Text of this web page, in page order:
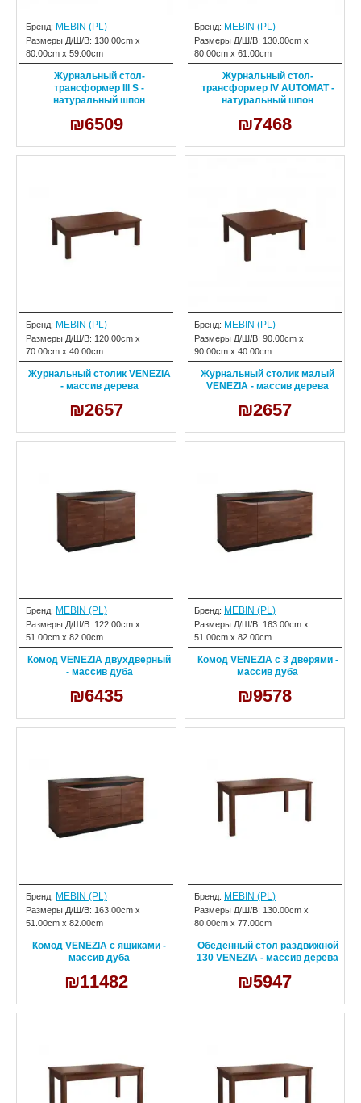
Бренд: MEBIN (PL)
Размеры Д/Ш/В: 130.00cm x
80.00cm x 59.00cm
Журнальный стол-
трансформер III S -
натуральный шпон
₪6509
Бренд: MEBIN (PL)
Размеры Д/Ш/В: 130.00cm x
80.00cm x 61.00cm
Журнальный стол-
трансформер IV AUTOMAT -
натуральный шпон
₪7468
Бренд: MEBIN (PL)
Размеры Д/Ш/В: 120.00cm x
70.00cm x 40.00cm
Журнальный столик VENEZIA
- массив дерева
₪2657
Бренд: MEBIN (PL)
Размеры Д/Ш/В: 90.00cm x
90.00cm x 40.00cm
Журнальный столик малый
VENEZIA - массив дерева
₪2657
Бренд: MEBIN (PL)
Размеры Д/Ш/В: 122.00cm x
51.00cm x 82.00cm
Комод VENEZIA двухдверный
- массив дуба
₪6435
Бренд: MEBIN (PL)
Размеры Д/Ш/В: 163.00cm x
51.00cm x 82.00cm
Комод VENEZIA с 3 дверями -
массив дуба
₪9578
Бренд: MEBIN (PL)
Размеры Д/Ш/В: 163.00cm x
51.00cm x 82.00cm
Комод VENEZIA с ящиками -
массив дуба
₪11482
Бренд: MEBIN (PL)
Размеры Д/Ш/В: 130.00cm x
80.00cm x 77.00cm
Обеденный стол раздвижной
130 VENEZIA - массив дерева
₪5947